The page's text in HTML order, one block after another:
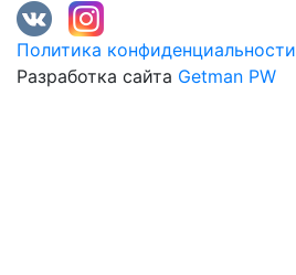
Политика конфиденциальности
Разработка сайта Getman PW